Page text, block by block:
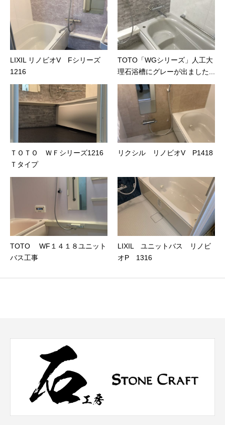
LIXIL リノビオV Fシリーズ
1216
TOTO「WGシリーズ」人工大
理石浴槽にグレーが出ました...
ＴＯＴＯ ＷＦシリーズ1216
Ｔタイプ
リクシル リノビオV P1418
TOTO WF１４１８ユニット
バス工事
LIXIL ユニットバス リノビ
オP 1316